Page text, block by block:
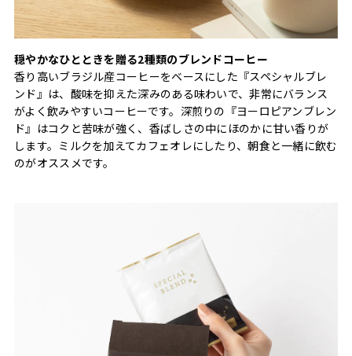
穏やかなひとときを贈る2種類のブレンドコーヒー
香り高いブラジル産コーヒーをベースにした『スペシャルブレ
ンド』は、酸味を抑えた深みのある味わいで、非常にバランス
がよく飲みやすいコーヒーです。深煎りの『ヨーロピアンブレン
ド』はコクと苦味が強く、香ばしさの中にほのかに甘い香りが
します。ミルクを加えてカフェオレにしたり、朝食と一緒に飲む
のがオススメです。